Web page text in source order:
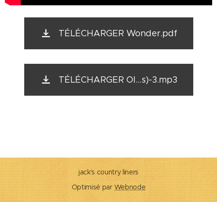
TÉLÉCHARGER Wonder.pdf
TÉLÉCHARGER Ol...s)-3.mp3
jack's country liners
Optimisé parWebnode